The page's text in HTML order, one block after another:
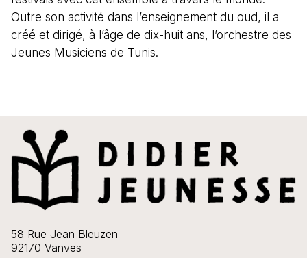
Outre son activité dans l’enseignement du oud, il a
créé et dirigé, à l’âge de dix-huit ans, l’orchestre des
Jeunes Musiciens de Tunis.
58 Rue Jean Bleuzen
92170 Vanves